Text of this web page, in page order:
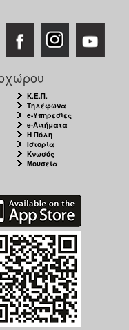
Κ.Ε.Π.
Τηλέφωνα
e-Υπηρεσίες
e-Αιτήματα
Η Πόλη
Ιστορία
Κνωσός
Μουσεία